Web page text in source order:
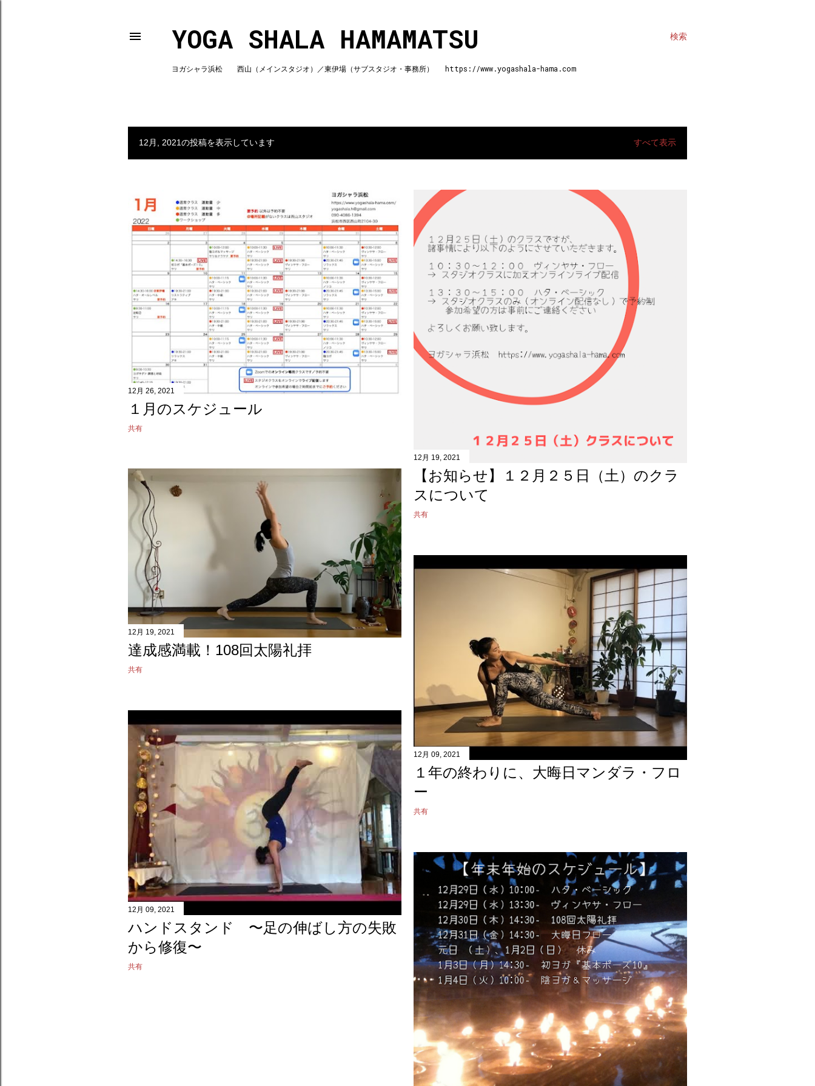
検索
YOGA SHALA HAMAMATSU
ヨガシャラ浜松 西山（メインスタジオ）／東伊場（サブスタジオ・事務所） https://www.yogashala-hama.com
12月, 2021の投稿を表示しています すべて表示
12月 26, 2021
１月のスケジュール
共有
12月 19, 2021
【お知らせ】１２月２５日（土）のクラ
スについて
共有
12月 19, 2021
達成感満載！108回太陽礼拝
共有
12月 09, 2021
１年の終わりに、大晦日マンダラ・フロ
ー
共有
12月 09, 2021
ハンドスタンド 〜足の伸ばし方の失敗
から修復〜
共有